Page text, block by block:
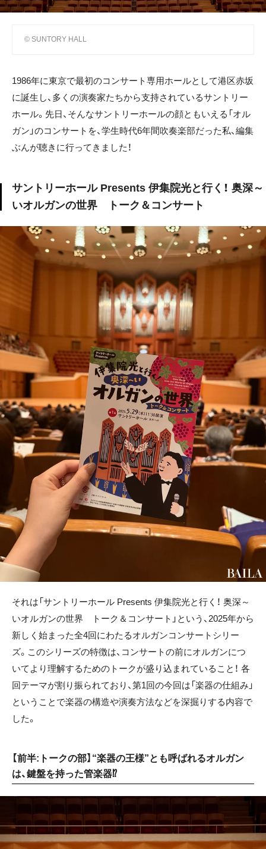
© SUNTORY HALL
1986年に東京で最初のコンサート専用ホールとして港区赤坂
に誕生し、多くの演奏家たちから支持されているサントリー
ホール。先日、そんなサントリーホールの顔ともいえる「オル
ガン」のコンサートを、学生時代6年間吹奏楽部だった私、編集
ぶんが聴きに行ってきました！
サントリーホール Presents 伊集院光と行く！ 奥深～
いオルガンの世界 トーク＆コンサート
それは「サントリーホール Presents 伊集院光と行く！ 奥深～
いオルガンの世界 トーク＆コンサート」という、2025年から
新しく始まった全4回にわたるオルガンコンサートシリー
ズ。このシリーズの特徴は、コンサートの前にオルガンにつ
いてより理解するためのトークが盛り込まれていること！ 各
回テーマが割り振られており、第1回の今回は「楽器の仕組み」
ということで楽器の構造や演奏方法などを深掘りする内容で
した。
【前半:トークの部】“楽器の王様”とも呼ばれるオルガン
は、鍵盤を持った管楽器⁉